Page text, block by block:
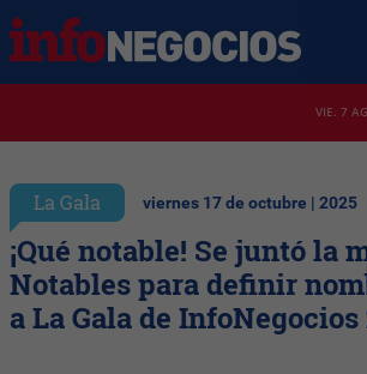
VIE. 7
La Gala viernes 17 de octubre | 2025
¡Qué notable! Se juntó la
Notables para definir
a La Gala de InfoNegocios